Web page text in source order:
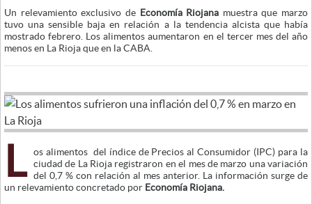
Un relevamiento exclusivo de Economía Riojana muestra que marzo
tuvo una sensible baja en relación a la tendencia alcista que había
mostrado febrero. Los alimentos aumentaron en el tercer mes del año
menos en La Rioja que en la CABA.
L
os alimentos del índice de Precios al Consumidor (IPC) para la
ciudad de La Rioja registraron en el mes de marzo una variación
del 0,7 % con relación al mes anterior. La información surge de
un relevamiento concretado por Economía Riojana.